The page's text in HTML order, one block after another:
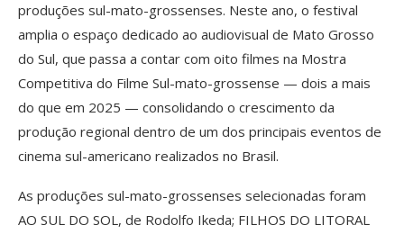
produções sul-mato-grossenses. Neste ano, o festival
amplia o espaço dedicado ao audiovisual de Mato Grosso
do Sul, que passa a contar com oito filmes na Mostra
Competitiva do Filme Sul-mato-grossense — dois a mais
do que em 2025 — consolidando o crescimento da
produção regional dentro de um dos principais eventos de
cinema sul-americano realizados no Brasil.
As produções sul-mato-grossenses selecionadas foram
AO SUL DO SOL, de Rodolfo Ikeda; FILHOS DO LITORAL